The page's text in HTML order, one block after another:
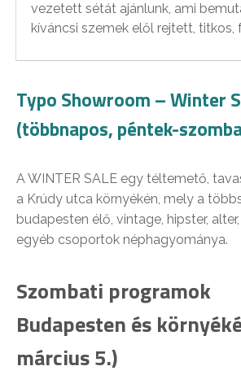
vezetett sétát ajánlunk, ami
kíváncsi szemek elől rejtett, titkos,
Typo Showroom – Winter
(többnapos, péntek-
A WINTER SALE egy téltemető,
a Krúdy utca környékén, mely a
budapesten élő, vintage, hipster,
egyéb csoportok néphagyománya.
Szombati programok
Budapesten és
március 5.)